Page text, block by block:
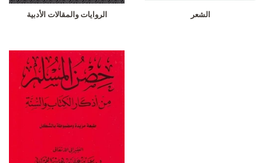
الروايات والمقالات الأدبية الشعر